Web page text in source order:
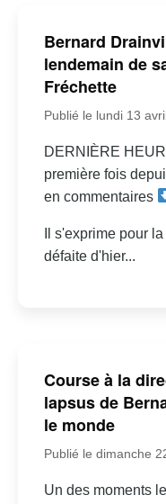
Bernard
lendemain de
Fréchette
Publié le lundi 13
DERNIÈRE
première fois
en commentaires
Il s'exprime pour
défaite d'hier...
Course à la
lapsus de
le monde
Publié le dimanche
Un des moments